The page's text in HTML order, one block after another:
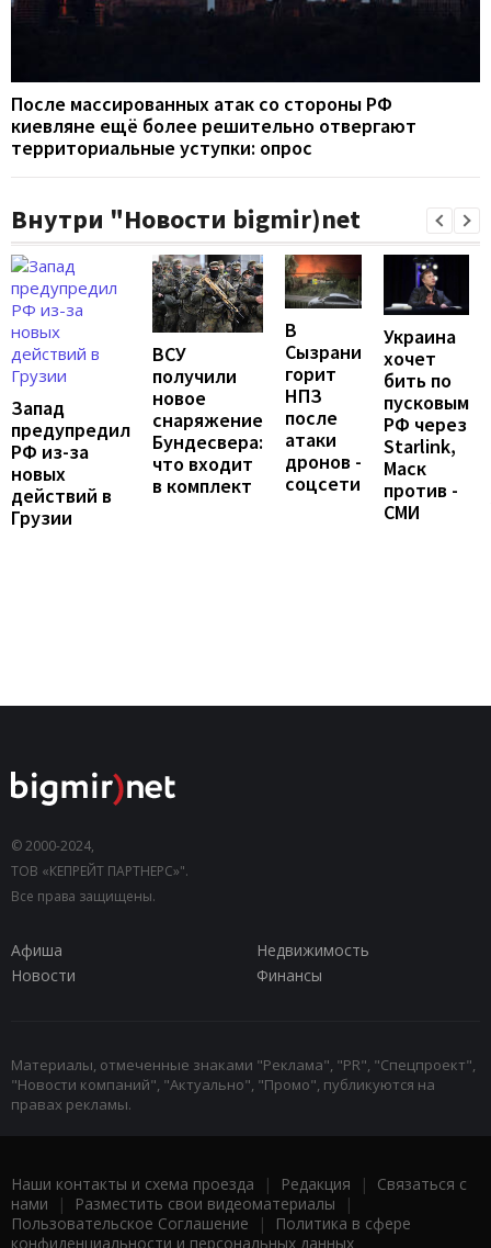
После массированных атак со стороны РФ
киевляне ещё более решительно отвергают
территориальные уступки: опрос
Внутри "Новости bigmir)net
Запад
предупредил
РФ из-за
новых
действий в
Грузии
ВСУ
получили
новое
снаряжение
Бундесвера:
что входит
в комплект
В
Сызрани
горит
НПЗ
после
атаки
дронов -
соцсети
Украина
хочет
бить по
пусковым
РФ через
Starlink,
Маск
против -
СМИ
© 2000-2024,
ТОВ «КЕПРЕЙТ ПАРТНЕРС»".
Все права защищены.
Афиша
Недвижимость
Новости
Финансы
Материалы, отмеченные знаками "Реклама", "PR", "Спецпроект",
"Новости компаний", "Актуально", "Промо", публикуются на
правах рекламы.
Наши контакты и схема проезда | Редакция | Связаться с
нами | Разместить свои видеоматериалы |
Пользовательское Соглашение |
Политика в сфере
конфиденциальности и персональных данных